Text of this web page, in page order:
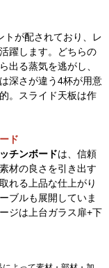
トが配されており、レ
躍します。どちらの
出る蒸気を逃がし、
深さが違う4杯が用意
。スライド天板は作
ド
チンボードは、信頼
材の良さを引き出す
れる上品な仕上がり
ブルも展開していま
ジは上台ガラス扉+下